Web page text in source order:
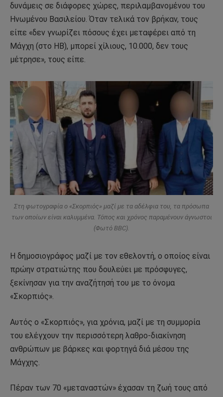
δυνάμεις σε διάφορες χώρες, περιλαμβανομένου του
Ηνωμένου Βασιλείου. Όταν τελικά τον βρήκαν, τους
είπε «δεν γνωρίζει πόσους έχει μεταφέρει από τη
Μάγχη (στο ΗΒ), μπορεί χίλιους, 10.000, δεν τους
μέτρησε», τους είπε.
Στη φωτογραφία ο «Σκορπιός» μαζί με τα αδέλφια του, τα πρόσωπα
των οποίων είναι καλυμμένα. Τόπος και χρόνος παραμένουν άγνωστοι
(Φωτό BBC).
Η δημοσιογράφος μαζί με τον εθελοντή, ο οποίος είναι
πρώην στρατιώτης που δουλεύει με πρόσφυγες,
ξεκίνησαν για την αναζήτησή του με το όνομα
«Σκορπιός».
Αυτός ο «Σκορπιός», για χρόνια, μαζί με τη συμμορία
του ελέγχουν την περισσότερη λαθρο-διακίνηση
ανθρώπων με βάρκες και φορτηγά διά μέσου της
Μάγχης.
Πέραν των 70 «μεταναστών» έχασαν τη ζωή τους από